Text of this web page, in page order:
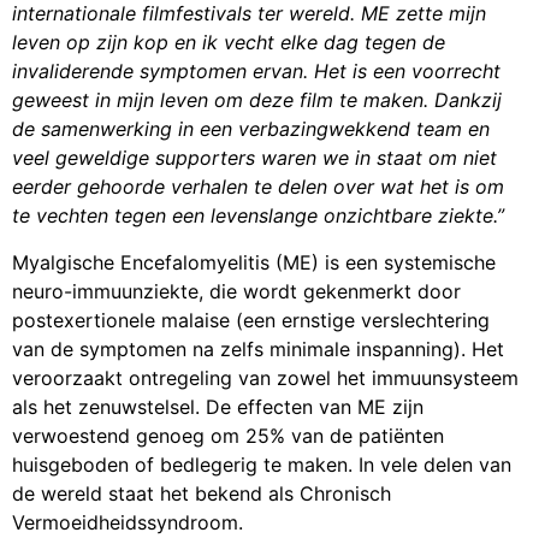
internationale filmfestivals ter wereld. ME zette mijn
leven op zijn kop en ik vecht elke dag tegen de
invaliderende symptomen ervan. Het is een voorrecht
geweest in mijn leven om deze film te maken. Dankzij
de samenwerking in een verbazingwekkend team en
veel geweldige supporters waren we in staat om niet
eerder gehoorde verhalen te delen over wat het is om
te vechten tegen een levenslange onzichtbare ziekte.”
Myalgische Encefalomyelitis (ME) is een systemische
neuro-immuunziekte, die wordt gekenmerkt door
postexertionele malaise (een ernstige verslechtering
van de symptomen na zelfs minimale inspanning). Het
veroorzaakt ontregeling van zowel het immuunsysteem
als het zenuwstelsel. De effecten van ME zijn
verwoestend genoeg om 25% van de patiënten
huisgeboden of bedlegerig te maken. In vele delen van
de wereld staat het bekend als Chronisch
Vermoeidheidssyndroom.